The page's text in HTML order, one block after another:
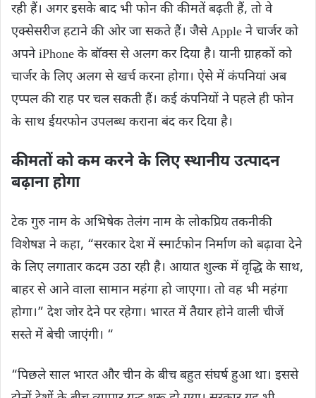
रही हैं। अगर इसके बाद भी फोन की कीमतें बढ़ती हैं, तो वे
एक्सेसरीज हटाने की ओर जा सकते हैं। जैसे Apple ने चार्जर को
अपने iPhone के बॉक्स से अलग कर दिया है। यानी ग्राहकों को
चार्जर के लिए अलग से खर्च करना होगा। ऐसे में कंपनियां अब
एप्पल की राह पर चल सकती हैं। कई कंपनियों ने पहले ही फोन
के साथ ईयरफोन उपलब्ध कराना बंद कर दिया है।
कीमतों को कम करने के लिए स्थानीय उत्पादन
बढ़ाना होगा
टेक गुरु नाम के अभिषेक तेलंग नाम के लोकप्रिय तकनीकी
विशेषज्ञ ने कहा, “सरकार देश में स्मार्टफोन निर्माण को बढ़ावा देने
के लिए लगातार कदम उठा रही है। आयात शुल्क में वृद्धि के साथ,
बाहर से आने वाला सामान महंगा हो जाएगा। तो वह भी महंगा
होगा।” देश जोर देने पर रहेगा। भारत में तैयार होने वाली चीजें
सस्ते में बेची जाएंगी। “
“पिछले साल भारत और चीन के बीच बहुत संघर्ष हुआ था। इससे